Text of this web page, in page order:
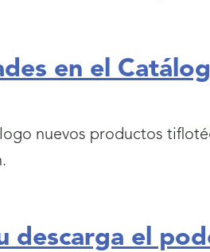
en el
nuevos productos
descarga el